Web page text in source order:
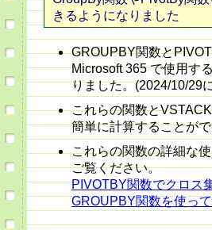
きるようになりました
GROUPBY関数と
Microsoft 365 で使用す
りました。(2024/10/29
これらの関数と
簡単に計算することが
これらの関数の詳細な
ご覧ください。
PIVOTBY関数でクロス
GROUPBY関数を使っ